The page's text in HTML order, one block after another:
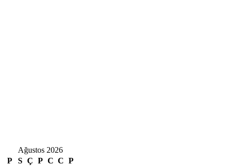
Ağustos 2026
P
S Ç P C C P